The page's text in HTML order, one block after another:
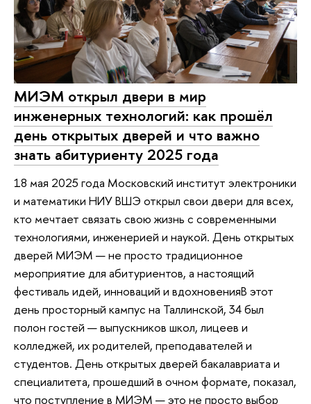
МИЭМ открыл двери в мир
инженерных технологий: как прошёл
день открытых дверей и что важно
знать абитуриенту 2025 года
18 мая 2025 года Московский институт электроники
и математики НИУ ВШЭ открыл свои двери для всех,
кто мечтает связать свою жизнь с современными
технологиями, инженерией и наукой. День открытых
дверей МИЭМ — не просто традиционное
мероприятие для абитуриентов, а настоящий
фестиваль идей, инноваций и вдохновенияВ этот
день просторный кампус на Таллинской, 34 был
полон гостей — выпускников школ, лицеев и
колледжей, их родителей, преподавателей и
студентов. День открытых дверей бакалавриата и
специалитета, прошедший в очном формате, показал,
что поступление в МИЭМ — это не просто выбор